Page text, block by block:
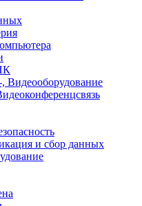
Видеооборудование
и сбор данных